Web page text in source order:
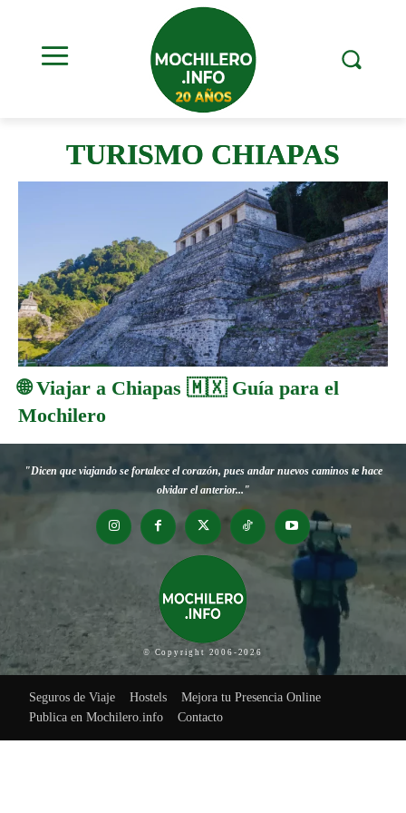
TURISMO CHIAPAS
🌐 Viajar a Chiapas 🇲🇽 Guía para el
Mochilero
"Dicen que viajando se fortalece el corazón, pues andar nuevos caminos te hace
olvidar el anterior..."
© Copyright 2006-2026
Seguros de Viaje Hostels
Mejora tu Presencia Online
Publica en Mochilero.info
Contacto